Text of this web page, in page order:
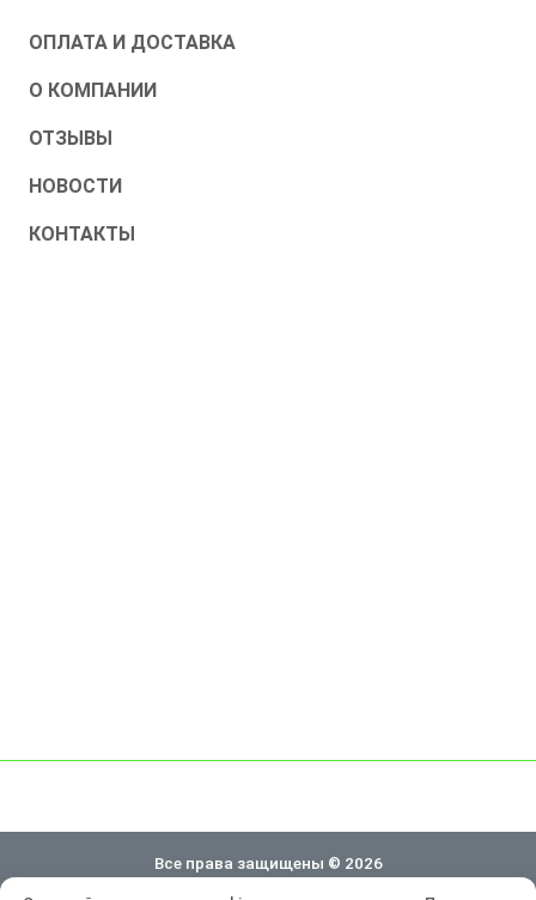
ОПЛАТА И ДОСТАВКА
О КОМПАНИИ
ОТЗЫВЫ
НОВОСТИ
КОНТАКТЫ
Все права защищены © 2026